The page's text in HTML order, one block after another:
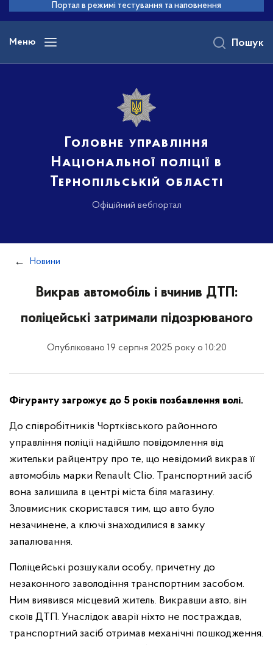
основного
вмісту
Портал в режимі тестування та наповнення
Меню
Головне управління
Національної поліції в
Тернопільській області
Офіційний вебпортал
Пошук
Новини
Викрав автомобіль і вчинив ДТП:
поліцейські затримали підозрюваного
Опубліковано 19 серпня 2025 року о 10:20
Фігуранту загрожує до 5 років позбавлення волі.
До співробітників Чортківського районного
управління поліції надійшло повідомлення від
жительки райцентру про те, що невідомий викрав її
автомобіль марки Renault Clio. Транспортний засіб
вона залишила в центрі міста біля магазину.
Зловмисник скористався тим, що авто було
незачинене, а ключі знаходилися в замку
запалювання.
Поліцейські розшукали особу, причетну до
незаконного заволодіння транспортним засобом.
Ним виявився місцевий житель. Викравши авто, він
скоїв ДТП. Унаслідок аварії ніхто не постраждав,
транспортний засіб отримав механічні пошкодження.